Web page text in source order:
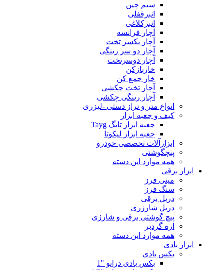
سیم چین
انبرقفلی
انبرکلاغی
آچار فرانسه
آچار یکسر تخت
آچار دو سر رینگی
آچار دوسرتخت
خاربازکن
خار جمع کن
آچار تخت چکشی
آچار رینگی چکشی
انواع متر و تراز دستی -لیزری
کیف و جعبه ابزار
جعبه ابزار تایگ Tayg
جعبه ابزار لیکوتا
ابزارآلات تخصصی خودرو
پیچگوشتی
همه موارد این دسته
ابزار برقی
مینی فرز
سنگ فرز
دریل برقی
دریل شارژری
پیچ گوشتی برقی و شارژی
اره گردبر
همه موارد این دسته
ابزار بادی
بکس بادی
بکس بادی درایو "1